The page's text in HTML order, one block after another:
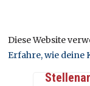
Diese Website
Erfahre, wie deine